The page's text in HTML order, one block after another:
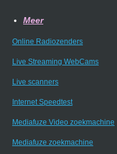
Meer
Online Radiozenders
Live Streaming WebCams
Live scanners
Internet Speedtest
Mediafuze Video zoekmachine
Mediafuze zoekmachine